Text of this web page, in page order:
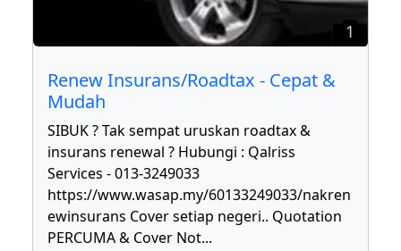
1
Renew Insurans/Roadtax - Cepat &
Mudah
SIBUK ? Tak sempat uruskan roadtax &
insurans renewal ? Hubungi : Qalriss
Services - 013-3249033
https://www.wasap.my/60133249033/nakren
ewinsurans Cover setiap negeri.. Quotation
PERCUMA & Cover Not...